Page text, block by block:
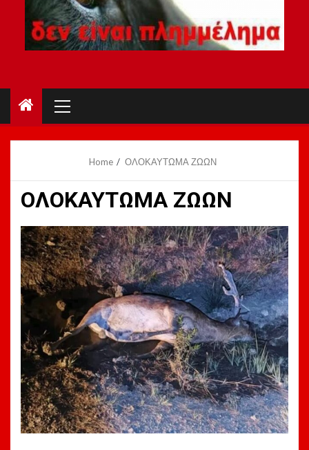
Menu
Home ΟΛΟΚΑΥΤΩΜΑ ΖΩΩΝ
ΟΛΟΚΑΥΤΩΜΑ ΖΩΩΝ